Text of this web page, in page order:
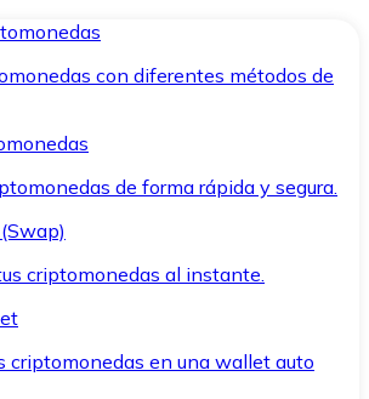
con diferentes métodos de
de forma rápida y segura.
criptomonedas al instante.
criptomonedas en una wallet auto